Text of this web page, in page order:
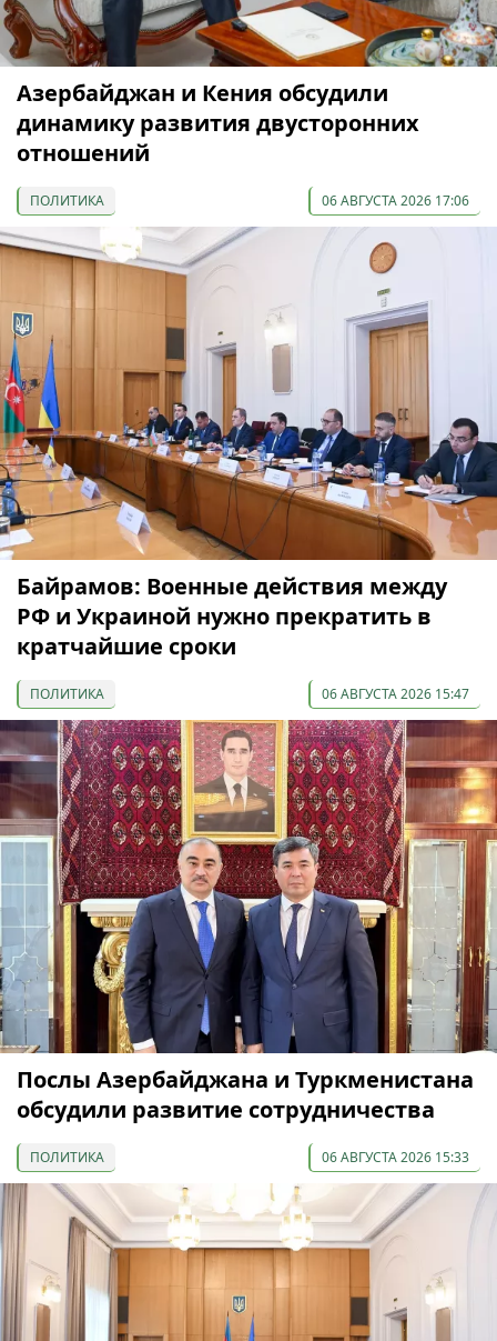
Азербайджан и Кения обсудили
динамику развития двусторонних
отношений
ПОЛИТИКА 06 АВГУСТА 2026 17:06
Байрамов: Военные действия между
РФ и Украиной нужно прекратить в
кратчайшие сроки
ПОЛИТИКА 06 АВГУСТА 2026 15:47
Послы Азербайджана и Туркменистана
обсудили развитие сотрудничества
ПОЛИТИКА 06 АВГУСТА 2026 15:33